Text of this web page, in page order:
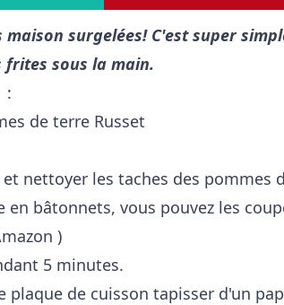
surgelées! C'est super
frites sous la main.
:
de terre Russet
nettoyer les taches des pommes
en bâtonnets, vous pouvez les
)
5 minutes.
plaque de cuisson tapisser d'un